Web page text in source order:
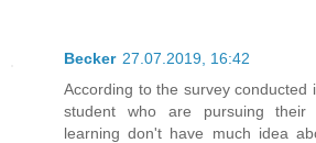
Becker 27.07.2019, 16:42
According to the survey conducted
student who are pursuing their
learning don't have much idea